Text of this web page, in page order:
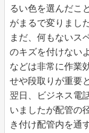
るい色を選んだこ
がまるで変りました
まだ、何もないス
のキズを付けない
などは非常に作業
せや段取りが重要
翌日、ビジネス電
いましたが配管の
き付け配管内を通